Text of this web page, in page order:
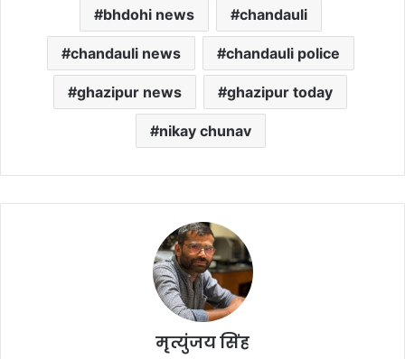
bhdohi news chandauli
chandauli news chandauli police
ghazipur news ghazipur today
nikay chunav
मृत्युंजय सिंह